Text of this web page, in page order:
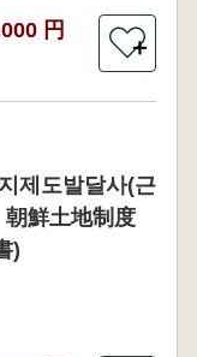
円
＋
제도발달사(근
鮮土地制度
)